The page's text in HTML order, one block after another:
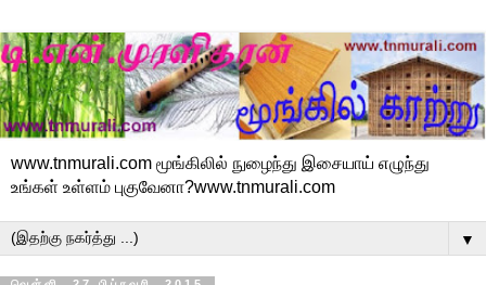
www.tnmurali.com மூங்கிலில் நுழைந்து இசையாய் எழுந்து
உங்கள் உள்ளம் புகுவேனா?www.tnmurali.com
▼